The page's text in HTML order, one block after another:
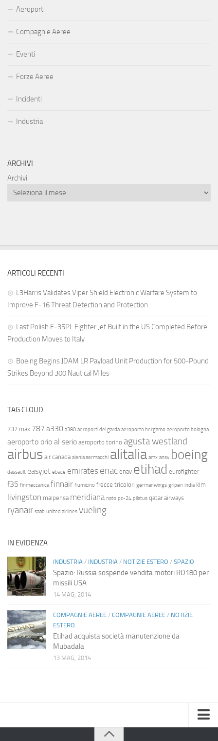
Aeroporti
Compagnie Aeree
Eventi
Forze Aeree
Incidenti
Industria
ARCHIVI
Archivi
ARTICOLI RECENTI
L3Harris Validates Viper Shield Electronic Warfare System to
Improve F-16 Threat Detection and Protection
Last Polish F-35PL Fighter Jet Built in the US Completed Before
Production Moves to Italy
Boeing Begins JDAM LR Payload Unit Production for 500-Pound
Strikes Beyond 300 Nautical Miles
TAG CLOUD
737 max 787 a330 a380 aeroporti del garda aeroporto bergamo aeroporto bologna
aeroporto orio al serio aeroporto torino agusta westland
airbus air canada alenia aermacchi alitalia amx ansv boeing
dassault easyjet ebace emirates enac enav etihad eurofighter
f35 finmeccanica finnair fiumicino frecce tricolori germanwings gripen india klm
livingston malpensa meridiana nato pc-24 pilatus qatar airways
ryanair saab united airlines vueling
IN EVIDENZA
INDUSTRIA / INDUSTRIA / NOTIZIE ESTERO / SPAZIO
Spazio: Russia sospende vendita motori RD180 per
missili USA
14 MAG, 2014
COMPAGNIE AEREE / COMPAGNIE AEREE / NOTIZIE
ESTERO
Etihad acquista società manutenzione da
Mubadala
13 MAG, 2014